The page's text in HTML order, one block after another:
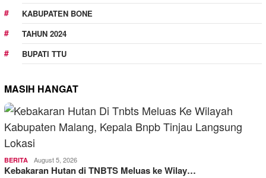
KABUPATEN BONE
TAHUN 2024
BUPATI TTU
MASIH HANGAT
BERITA August 5, 2026
Kebakaran Hutan di TNBTS Meluas ke Wilay…